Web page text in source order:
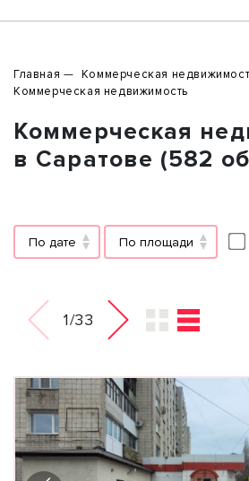
Главная
Коммерческая
Коммерческая недвижимость
Коммерческая
в Саратове (582
По дате По площади
1/33